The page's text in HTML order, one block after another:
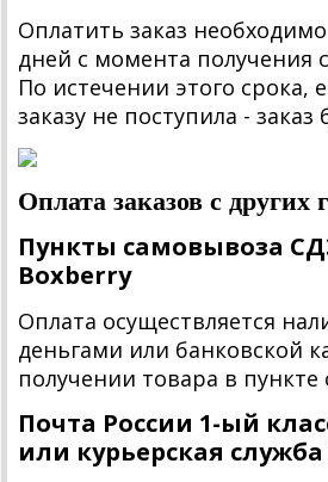
Оплатить заказ
дней с момента получения
По истечении этого срока,
заказу не поступила - заказ
Оплата заказов с других
Пункты самовывоза
Boxberry
Оплата осуществляется
деньгами или банковской
получении товара в
Почта России 1-ый
или курьерская служба